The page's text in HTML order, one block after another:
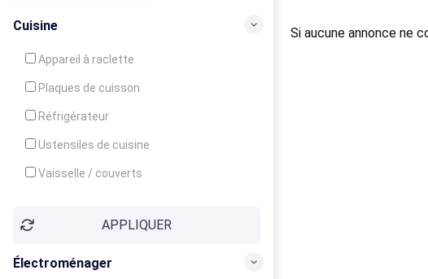
Cuisine
Appareil à raclette
Plaques de cuisson
Réfrigérateur
Ustensiles de cuisine
Vaisselle / couverts
Congélateur
APPLIQUER
Électroménager
Si aucune annonce ne